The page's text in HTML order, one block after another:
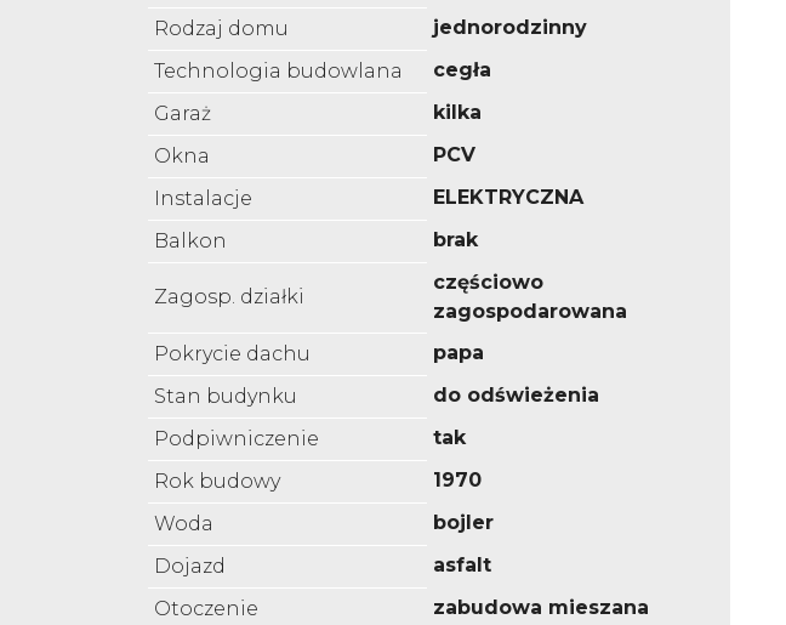
Rodzaj domu
jednorodzinny
Technologia budowlana
cegła
Garaż
kilka
Okna
PCV
Instalacje
ELEKTRYCZNA
Balkon
brak
Zagosp. działki
częściowo
zagospodarowana
Pokrycie dachu
papa
Stan budynku
do odświeżenia
Podpiwniczenie
tak
Rok budowy
1970
Woda
bojler
Dojazd
asfalt
Otoczenie
zabudowa mieszana